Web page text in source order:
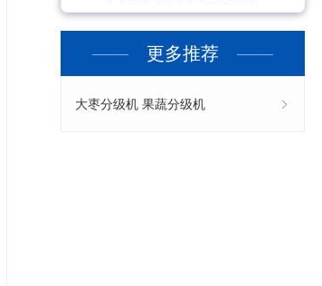
更多推荐
大枣分级机 果蔬分级机